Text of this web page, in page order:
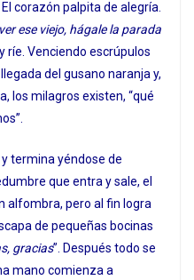
corazón palpita de alegría.
ese viejo, hágale la parada
ríe. Venciendo escrúpulos
del gusano naranja y,
los milagros existen, “qué
termina yéndose de
que entra y sale, el
alfombra, pero al fin logra
de pequeñas bocinas
gracias”. Después todo se
mano comienza a